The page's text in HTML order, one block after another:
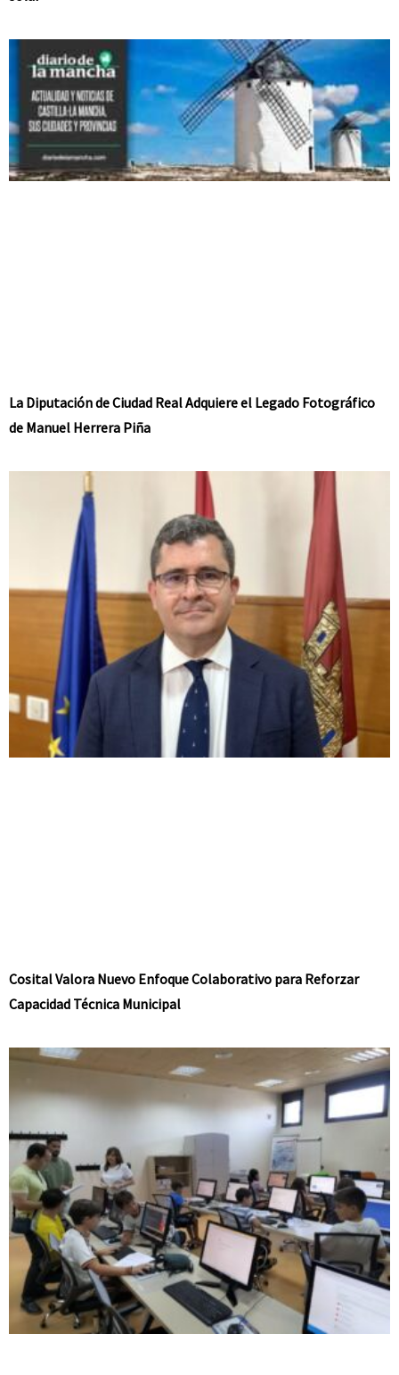
La Diputación de Ciudad Real Adquiere el Legado Fotográfico
de Manuel Herrera Piña
Cosital Valora Nuevo Enfoque Colaborativo para Reforzar
Capacidad Técnica Municipal